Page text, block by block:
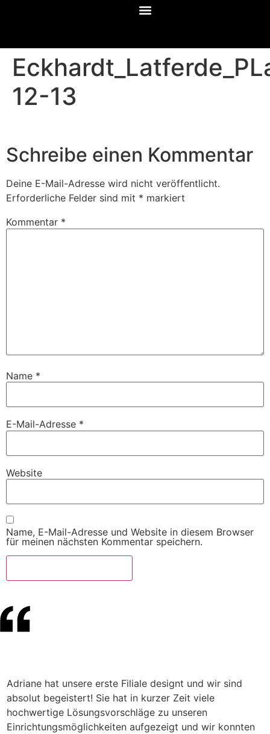
12-13
Schreibe einen Kommentar
Deine E-Mail-Adresse wird nicht veröffentlicht.
Erforderliche Felder sind mit * markiert
Kommentar *
Name *
E-Mail-Adresse *
Website
Name, E-Mail-Adresse und Website in diesem Browser
für meinen nächsten Kommentar speichern.
Adriane hat unsere erste Filiale designt und wir sind
absolut begeistert! Sie hat in kurzer Zeit viele
hochwertige Lösungsvorschläge zu unseren
Einrichtungsmöglichkeiten aufgezeigt und wir konnten